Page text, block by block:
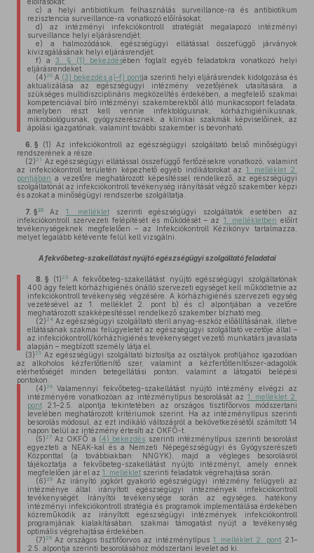
c) a helyi antibiotikum felhasználás surveillance-ra és antibiotikum
rezisztencia surveillance-ra vonatkozó előírásokat;
d) az intézményi infekciókontroll stratégiát megalapozó intézményi
surveillance helyi eljárásrendjét;
e) a halmozódások, egészségügyi ellátással összefüggő járványok
kivizsgálásának helyi eljárásrendjét;
f) a 3. § (1) bekezdésében foglalt egyéb feladatokra vonatkozó helyi
eljárásrendeket.
(4) 20A (3) bekezdés a)–f) pontja szerinti helyi eljárásrendek kidolgozása és
aktualizálása az egészségügyi intézmény vezetőjének utasítására, a
szükséges multidiszciplináris megközelítés érdekében, a megfelelő szakmai
kompetenciával bíró intézményi szakemberekből álló munkacsoport feladata,
amelyben részt kell vennie infektológusnak, kórházhigiénikusnak,
mikrobiológusnak, gyógyszerésznek, a klinikai szakmák képviselőinek, az
ápolási igazgatónak, valamint további szakember is bevonható.
6. § (1)
Az infekciókontroll az egészségügyi szolgáltató belső minőségügyi
rendszerének a része.
(2) 21 Az egészségügyi ellátással összefüggő fertőzésekre vonatkozó, valamint
az infekciókontroll területén képezhető egyéb indikátorokat az 1. melléklet 2.
pontjában a vezetőre meghatározott képesítéssel rendelkező, az egészségügyi
szolgáltatónál az infekciókontroll tevékenység irányítását végző szakember képzi
és azokat a minőségügyi rendszerbe szolgáltatja.
7. §22 Az 1. mellékletszerinti egészségügyi szolgáltatók esetében az
infekciókontroll szervezeti felépítését és működését – az 1. mellékletben előírt
tevékenységeknek megfelelően – az Infekciókontroll Kézikönyv tartalmazza,
melyet legalább kétévente felül kell vizsgálni.
A fekvőbeteg-szakellátást nyújtó egészségügyi szolgáltató feladatai
8. § (1) 23
A fekvőbeteg-szakellátást nyújtó egészségügyi szolgáltatónak
400 ágy felett kórházhigiénés önálló szervezeti egységet kell működtetnie az
infekciókontroll tevékenység végzésére. A kórházhigiénés szervezeti egység
vezetésével az 1. melléklet 2. pont b) és c) alpontjában a vezetőre
meghatározott szakképesítéssel rendelkező szakember bízható meg.
(2) 24Az egészségügyi szolgáltató steril anyag-eszköz előállításának, illetve
ellátásának szakmai felügyeletét az egészségügyi szolgáltató vezetője által –
az infekciókontroll/kórházhigiénés tevékenységet vezető munkatárs javaslata
alapján – megbízott személy látja el.
(3) 25 Az egészségügyi szolgáltató biztosítja az osztályok profiljához igazodóan
az alkoholos kézfertőtlenítő szer, valamint a kézfertőtlenítőszer-adagolók
elérhetőségét minden betegellátási ponton, valamint a látogatói belépési
pontokon.
(4) 26Valamennyi fekvőbeteg-szakellátást nyújtó intézmény elvégzi az
intézményére vonatkozóan az intézménytípus besorolását az 1. melléklet 2.
pont2.1–2.5. alpontja tekintetében az országos tisztifőorvos módszertani
levelében meghatározott kritériumok szerint. Ha az intézménytípus szerinti
besorolás módosul, az ezt indikáló változásról a bekövetkezésétől számított 14
napon belül az intézmény értesíti az OKFŐ-t.
(5) 27Az OKFŐ a (4) bekezdés szerinti intézménytípus szerinti besorolást
egyezteti a NEAK-kal és a Nemzeti Népegészségügyi és Gyógyszerészeti
Központtal (a továbbiakban: NNGYK), majd a végleges besorolásról
tájékoztatja a fekvőbeteg-szakellátást nyújtó intézményt, amely ennek
megfelelően jár el az 1. mellékletszerinti feladatok végrehajtása során.
(6) 28Az irányító jogkört gyakorló egészségügyi intézmény felügyeli az
intézménye által irányított egészségügyi intézmények infekciókontroll
tevékenységét. Irányítói tevékenysége során az egységes, hatékony
intézményi infekciókontroll stratégia és programok implementálása érdekében
közreműködik az irányított egészségügyi intézmények infekciókontroll
programjának kialakításában, szakmai támogatást nyújt a tevékenység
optimális végrehajtása érdekében.
(7) 29Az országos tisztifőorvos az intézménytípus 1. melléklet 2. pont 2.1–
2.5. alpontja szerinti besorolásához módszertani levelet ad ki.